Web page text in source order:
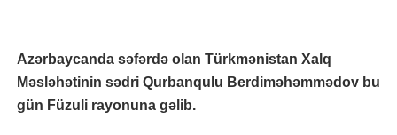
Azərbaycanda səfərdə olan Türkmənistan Xalq
Məsləhətinin sədri Qurbanqulu Berdiməhəmmədov bu
gün Füzuli rayonuna gəlib.